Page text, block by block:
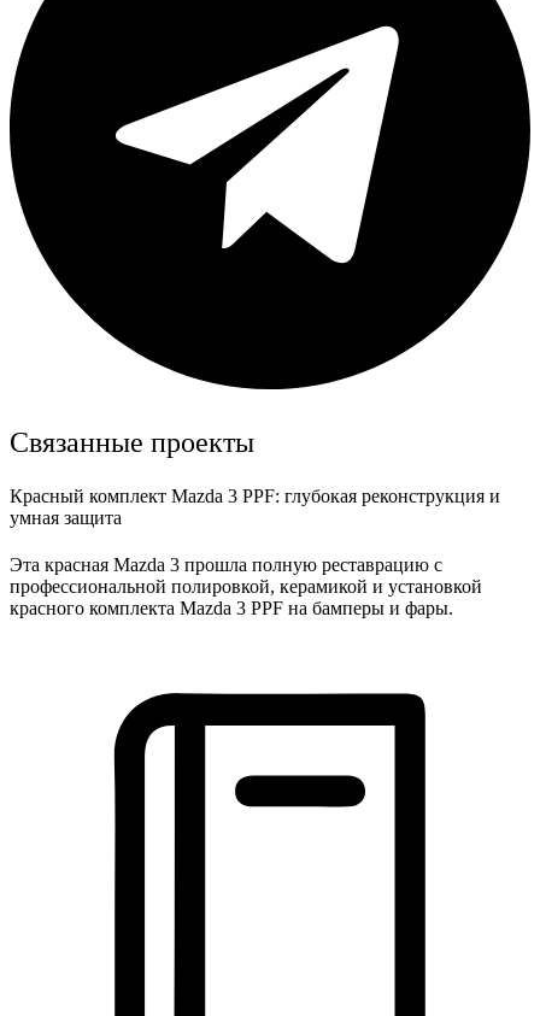
Связанные проекты
Красный комплект Mazda 3 PPF: глубокая реконструкция и
умная защита
Эта красная Mazda 3 прошла полную реставрацию с
профессиональной полировкой, керамикой и установкой
красного комплекта Mazda 3 PPF на бамперы и фары.